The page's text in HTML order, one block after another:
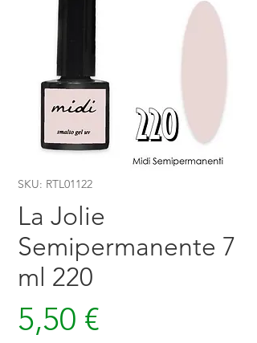
SKU: RTL01122
La Jolie
Semipermanente 7
ml 220
5,50 €